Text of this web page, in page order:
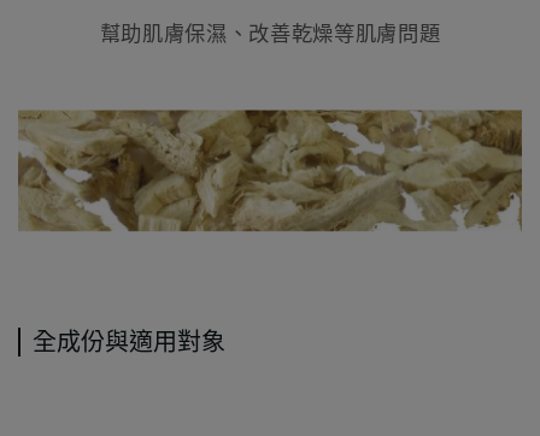
幫助肌膚保濕、改善乾燥等肌膚問題
全成份與適用對象